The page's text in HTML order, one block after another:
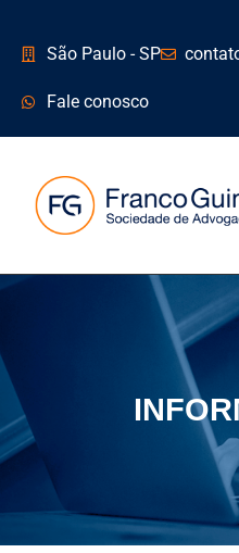
São Paulo - SP
Fale conosco